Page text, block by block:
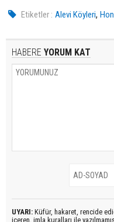
Etiketler : Alevi Köyleri,
HABERE YORUM KAT
UYARI: Küfür, hakaret, rencide
içeren, imla kuralları ile